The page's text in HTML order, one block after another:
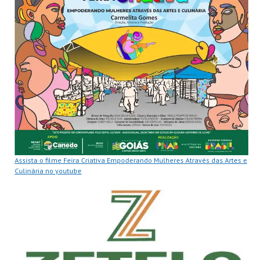
Assista o filme Feira Criativa Empoderando Mulheres Através das Artes e
Culinária no youtube